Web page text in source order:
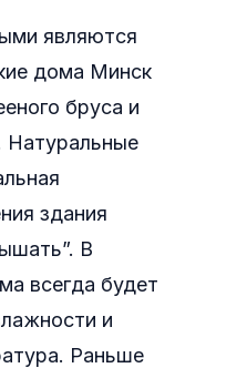
являются
дома Минск
бруса и
Натуральные
здания
В
всегда будет
и
Раньше